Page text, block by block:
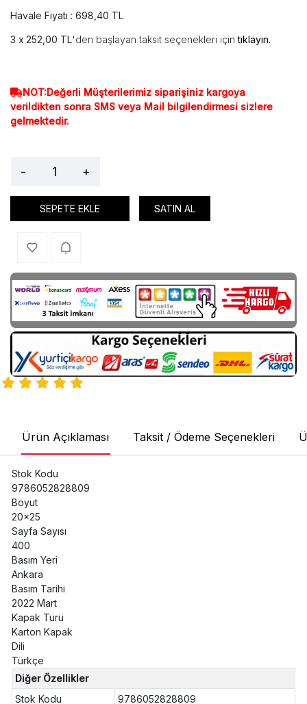
Havale Fiyatı : 698,40 TL
252,00 TL'den başlayan taksit seçenekleri içintıklayın.
NOT:Değerli Müşterilerimiz siparişiniz kargoya
verildikten sonra SMS veya Mail bilgilendirmesi sizlere
gelmektedir.
- +
SEPETE EKLE SATIN AL
Ürün Açıklaması Taksit / Ödeme Seçenekleri
Stok Kodu
9786052828809
Boyut
20x25
Sayfa Sayısı
400
Basım Yeri
Ankara
Basım Tarihi
2022 Mart
Kapak Türü
Karton Kapak
Dili
Türkçe
Diğer Özellikler
Stok Kodu
9786052828809